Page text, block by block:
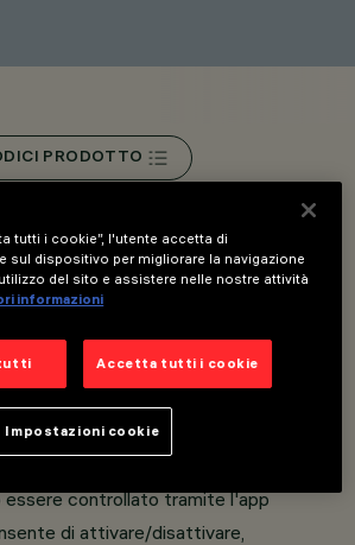
PRODOTTO
su binario a bassa tensione
Casambi consente il controllo
essere controllato tramite l'app
di attivare/disattivare,
tutti i cookie”, l'utente accetta di
sul dispositivo per migliorare la navigazione
del sito e assistere nelle nostre attività
informazioni
Accetta tutti i cookie
Impostazioni cookie